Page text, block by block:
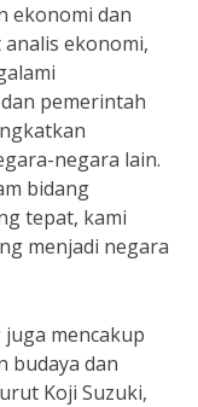
ekonomi dan
ekonomi,
pemerintah
negara lain.
bidang
tepat, kami
menjadi negara
mencakup
budaya dan
Koji Suzuki,